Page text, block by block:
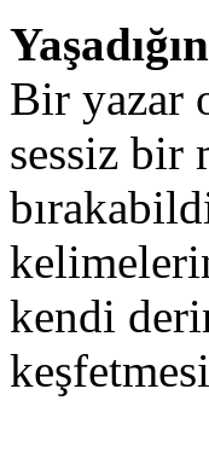
Bir yazar
sessiz bir
kendi